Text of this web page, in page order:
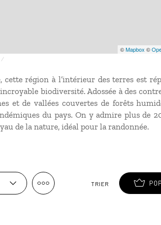
©Mapbox ©
région à l’intérieur des terres est
biodiversité. Adossée à des
et de vallées couvertes de forêts
du pays. On y admire plus de
de la nature, idéal pour la randonnée.
TRIER